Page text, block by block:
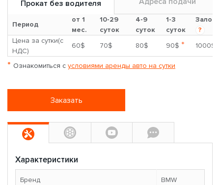
Прокат без водителя
Период
от 1
мес.
10-29
суток
4-9
суток
1-3
суток
Залог
?
Цена за сутки(с
НДС)
60$ 70$ 80$ 90$ * 1000$
* Ознакомиться с условиями аренды авто на сутки
Заказать
Характеристики
Бренд BMW